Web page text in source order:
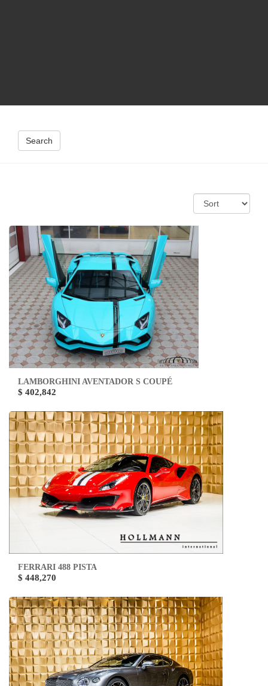
Search
LAMBORGHINI AVENTADOR S COUPÉ
$ 402,842
FERRARI 488 PISTA
$ 448,270